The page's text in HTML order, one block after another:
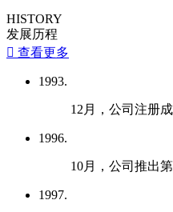
HISTORY
发展历程
 查看更多
1993.
12月，公司注册
1996.
10月，公司推出
1997.